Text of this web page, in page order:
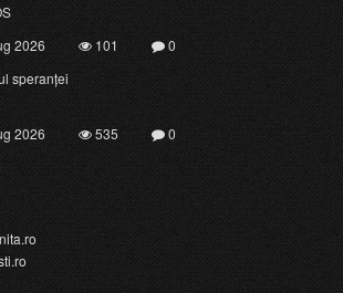
2026
101
0
speranței
2026 535 0